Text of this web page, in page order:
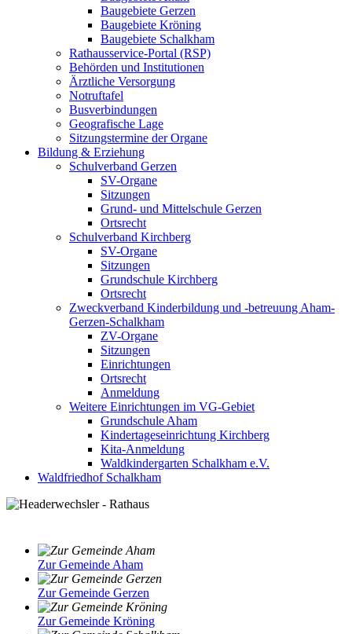
Baugebiete Gerzen
Baugebiete Kröning
Baugebiete Schalkham
Rathausservice-Portal (RSP)
Behörden und Institutionen
Ärztliche Versorgung
Notruftafel
Busverbindungen
Geografische Lage
Sitzungstermine der Organe
Bildung & Erziehung
Schulverband Gerzen
SV-Organe
Sitzungen
Grund- und Mittelschule Gerzen
Ortsrecht
Schulverband Kirchberg
SV-Organe
Sitzungen
Grundschule Kirchberg
Ortsrecht
Zweckverband Kinderbildung und -betreuung Aham-
Gerzen-Schalkham
ZV-Organe
Sitzungen
Einrichtungen
Ortsrecht
Anmeldung
Weitere Einrichtungen im VG-Gebiet
Grundschule Aham
Kindertageseinrichtung Kirchberg
Kita-Anmeldung
Waldkindergarten Schalkham e.V.
Waldfriedhof Schalkham
Zur Gemeinde Aham
Zur Gemeinde Gerzen
Zur Gemeinde Kröning